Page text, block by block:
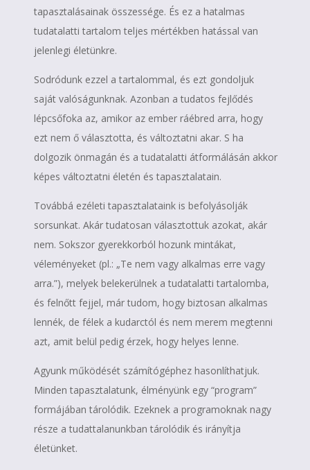
tapasztalásainak összessége. És ez a hatalmas
tudatalatti tartalom teljes mértékben hatással van
jelenlegi életünkre.
Sodródunk ezzel a tartalommal, és ezt gondoljuk
saját valóságunknak. Azonban a tudatos fejlődés
lépcsőfoka az, amikor az ember ráébred arra, hogy
ezt nem ő választotta, és változtatni akar. S ha
dolgozik önmagán és a tudatalatti átformálásán akkor
képes változtatni életén és tapasztalatain.
Továbbá ezéleti tapasztalataink is befolyásolják
sorsunkat. Akár tudatosan választottuk azokat, akár
nem. Sokszor gyerekkorból hozunk mintákat,
véleményeket (pl.: „Te nem vagy alkalmas erre vagy
arra.”), melyek belekerülnek a tudatalatti tartalomba,
és felnőtt fejjel, már tudom, hogy biztosan alkalmas
lennék, de félek a kudarctól és nem merem megtenni
azt, amit belül pedig érzek, hogy helyes lenne.
Agyunk működését számítógéphez hasonlíthatjuk.
Minden tapasztalatunk, élményünk egy “program”
formájában tárolódik. Ezeknek a programoknak nagy
része a tudattalanunkban tárolódik és irányítja
életünket.